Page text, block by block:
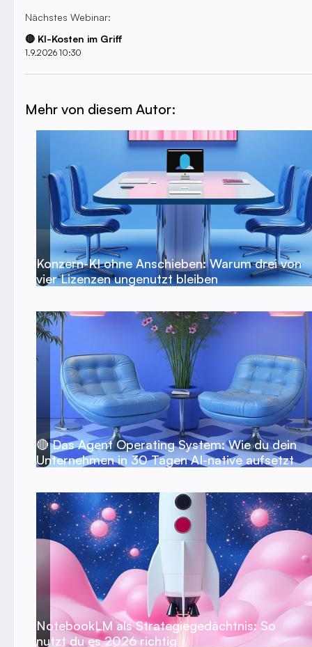
Nächstes Webinar:
🔴 KI-Kosten im Griff
1.9.2026 10:30
Mehr von diesem Autor:
Konzern-KI ohne Anschieben: Warum drei von
vier Lizenzen ungenutzt bleiben
🔴 Das Agent Operating System: Wie du dein
Unternehmen in 30 Tagen AI-native aufsetzt
NotebookLM als Strategiegedächtnis: So
nutzt du es 2026 richtig